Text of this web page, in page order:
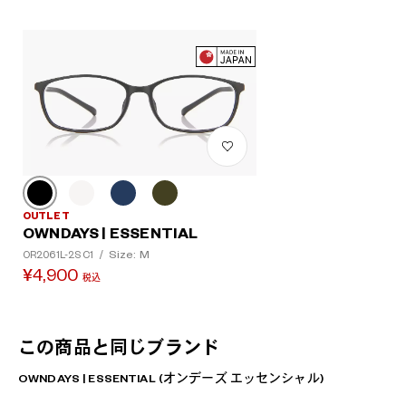
OUTLET
OWNDAYS | ESSENTIAL
OR2061L-2S C1 / Size: M
¥4,900 税込
この商品と同じブランド
OWNDAYS | ESSENTIAL (オンデーズ エッセンシャル)